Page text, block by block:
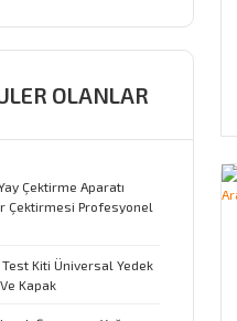
OLANLAR
Çektirme Aparatı
Çektirmesi Profesyonel
Kiti Üniversal Yedek
Kapak